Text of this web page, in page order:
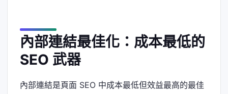
內部連結最佳化：成本最低的
SEO 武器
內部連結是頁面 SEO 中成本最低但效益最高的最佳